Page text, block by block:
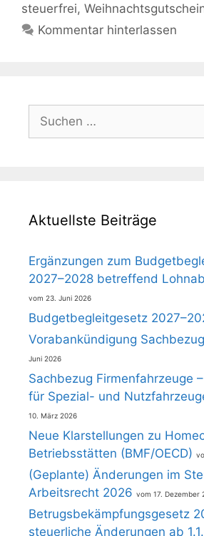
steuerfrei,
Kommentar hinterlassen
nach:
Aktuellste Beiträge
Ergänzungen zum
2027–2028 betreffend
23. Juni 2026
Budgetbegleitgesetz
Vorabankündigung
Juni 2026
Sachbezug Firmenfahrzeuge
für Spezial- und
10. März 2026
Neue Klarstellungen zu
Betriebsstätten (BMF/OECD)
(Geplante) Änderungen im
Arbeitsrecht 2026
17. Dezember
Betrugsbekämpfungsgesetz
steuerliche Änderungen ab